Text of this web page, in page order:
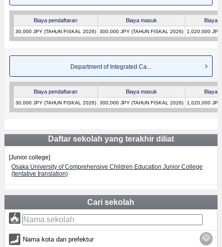
Biaya pendaftaran Biaya masuk Biaya
30,000 JPY (TAHUN FISKAL 2026) 300,000 JPY (TAHUN FISKAL 2026) 1,020,000 JPY
Department of Integrated Ca...
Biaya pendaftaran Biaya masuk Biaya
30,000 JPY (TAHUN FISKAL 2026) 300,000 JPY (TAHUN FISKAL 2026) 1,020,000
Daftar sekolah yang terakhir diliat
[Junior college]
Osaka University of Comprehensive Children Education Junior College
(tentative translation)
Cari sekolah
Nama kota dan prefektur